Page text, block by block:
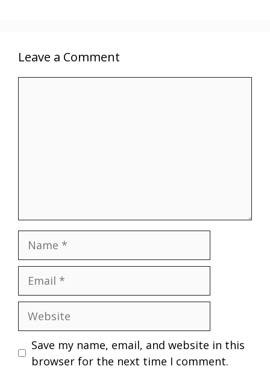
Leave a Comment
Website
Save my name, email, and website in this
browser for the next time I comment.